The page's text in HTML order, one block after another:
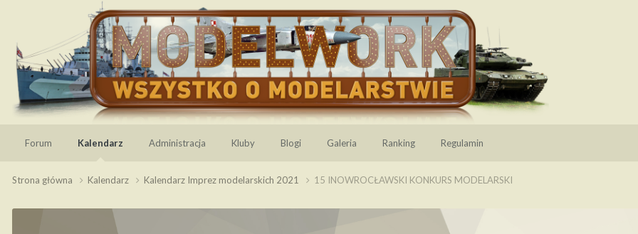
Forum Kalendarz Administracja Kluby Blogi Galeria Ranking Regulamin
Strona główna Kalendarz Kalendarz Imprez modelarskich 2021 15 INOWROCŁAWSKI KONKURS MODELARSKI